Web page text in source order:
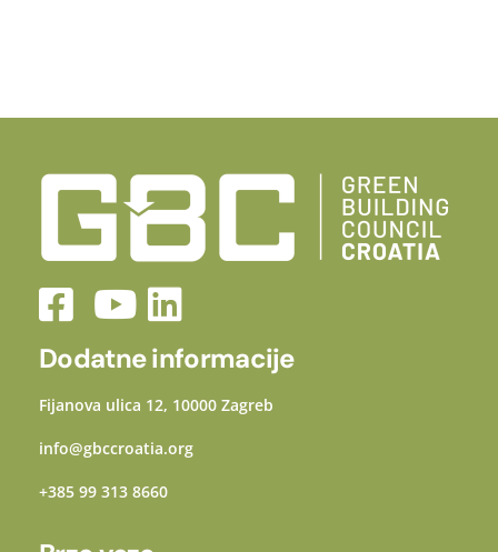
Dodatne informacije
Fijanova ulica 12, 10000 Zagreb
info@gbccroatia.org
+385 99 313 8660